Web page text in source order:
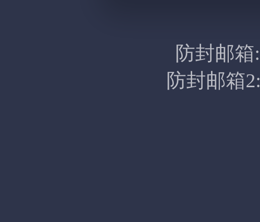
防封邮箱:
防封邮箱2: